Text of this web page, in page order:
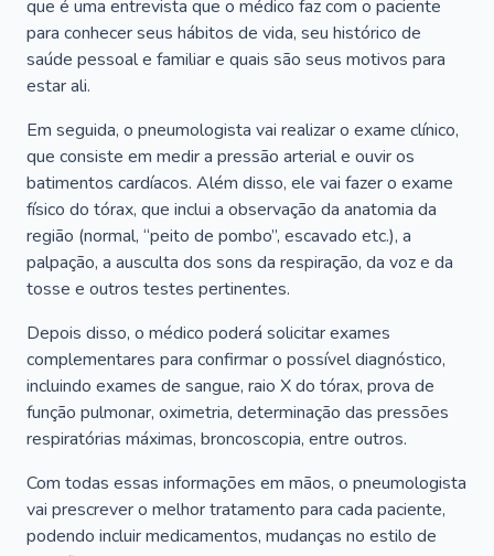
que é uma entrevista que o médico faz com o paciente
para conhecer seus hábitos de vida, seu histórico de
saúde pessoal e familiar e quais são seus motivos para
estar ali.
Em seguida, o pneumologista vai realizar o exame clínico,
que consiste em medir a pressão arterial e ouvir os
batimentos cardíacos. Além disso, ele vai fazer o exame
físico do tórax, que inclui a observação da anatomia da
região (normal, “peito de pombo”, escavado etc.), a
palpação, a ausculta dos sons da respiração, da voz e da
tosse e outros testes pertinentes.
Depois disso, o médico poderá solicitar exames
complementares para confirmar o possível diagnóstico,
incluindo exames de sangue, raio X do tórax, prova de
função pulmonar, oximetria, determinação das pressões
respiratórias máximas, broncoscopia, entre outros.
Com todas essas informações em mãos, o pneumologista
vai prescrever o melhor tratamento para cada paciente,
podendo incluir medicamentos, mudanças no estilo de